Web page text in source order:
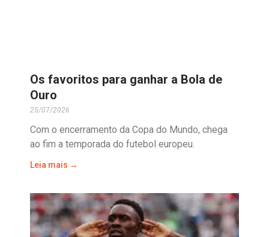
Os favoritos para ganhar a Bola de
Ouro
25/07/2026
Com o encerramento da Copa do Mundo, chega
ao fim a temporada do futebol europeu.
Leia mais →